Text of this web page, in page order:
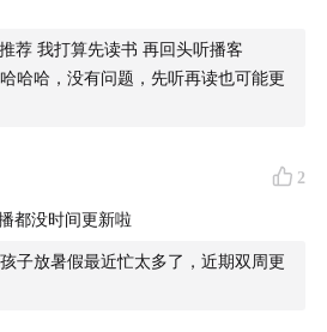
一个系统性的框架，也有很多踩
的借鉴作用。
话题。我们的老听友对于 Vera 应
荐 我打算先读书 再回头听播客
哈哈哈，没有问题，先听再读也可能更
2
都没时间更新啦
孩子放暑假最近忙太多了，近期双周更